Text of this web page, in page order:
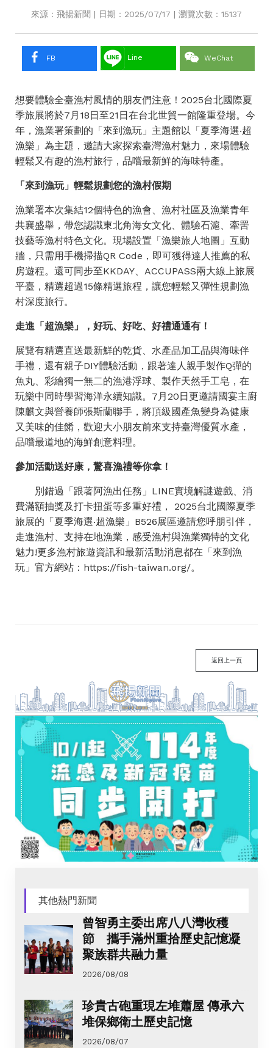
來源：飛揚新聞 | 日期：2025/07/17 | 瀏覽次數：15137
FB Line WeChat
想要體驗全臺漁村風情的朋友們注意！2025台北國際夏
季旅展將於7月18日至21日在台北世貿一館隆重登場。今
年，漁業署策劃的「來到漁玩」主題館以「夏季海選‧超
漁樂」為主題，邀請大家探索臺灣漁村魅力，來場體驗
輕鬆又有趣的漁村旅行，品嚐最新鮮的海味特產。
「來到漁玩」輕鬆規劃您的漁村假期
漁業署本次集結12個特色的漁會、漁村社區及漁業青年
共襄盛舉，帶您認識東北角海女文化、體驗石滬、牽罟
技藝等漁村特色文化。現場設置「漁樂旅人地圖」互動
牆，只需用手機掃描QR Code，即可獲得達人推薦的私
房遊程。還可同步至KKDAY、ACCUPASS兩大線上旅展
平臺，精選超過15條精選旅程，讓您輕鬆又彈性規劃漁
村深度旅行。
走進「超漁樂」，好玩、好吃、好禮通通有！
展覽有精選直送最新鮮的乾貨、水產品加工品與海味伴
手禮，還有親子DIY體驗活動，跟著達人親手製作Q彈的
魚丸、彩繪獨一無二的漁港浮球、製作天然手工皂，在
玩樂中同時學習海洋永續知識。7月20日更邀請國宴主廚
陳麒文與營養師張斯蘭聯手，將頂級國產魚變身為健康
又美味的佳餚，歡迎大小朋友前來支持臺灣優質水產，
品嚐最道地的海鮮創意料理。
參加活動送好康，驚喜漁禮等你拿！
別錯過「跟著阿漁出任務」LINE實境解謎遊戲、消
費滿額抽獎及打卡扭蛋等多重好禮， 2025台北國際夏季
旅展的「夏季海選‧超漁樂」B526展區邀請您呼朋引伴，
走進漁村、支持在地漁業，感受漁村與漁業獨特的文化
魅力!更多漁村旅遊資訊和最新活動消息都在「來到漁
玩」官方網站： https://fish-taiwan.org/。
返回上一頁
其他熱門新聞
曾智勇主委出席八八灣收穫
節 攜手滿州重拾歷史記憶凝
聚族群共融力量
2026/08/08
珍貴古砲重現左堆蕭屋 傳承六
堆保鄉衛土歷史記憶
2026/08/07